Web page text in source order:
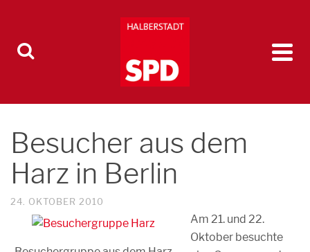
Besucher aus dem
Harz in Berlin
24. OKTOBER 2010
Am 21. und 22.
Oktober besuchte